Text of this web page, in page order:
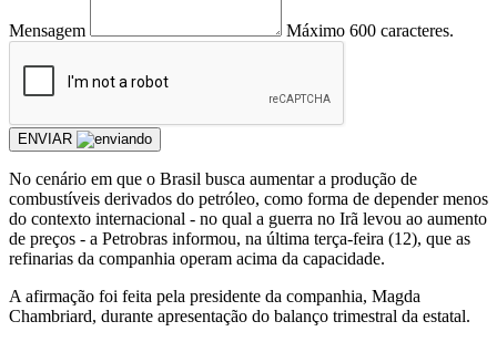
Mensagem Máximo 600 caracteres.
ENVIAR
No cenário em que o Brasil busca aumentar a produção de
combustíveis derivados do petróleo, como forma de depender menos
do contexto internacional - no qual a guerra no Irã levou ao aumento
de preços - a Petrobras informou, na última terça-feira (12), que as
refinarias da companhia operam acima da capacidade.
A afirmação foi feita pela presidente da companhia, Magda
Chambriard, durante apresentação do balanço trimestral da estatal.